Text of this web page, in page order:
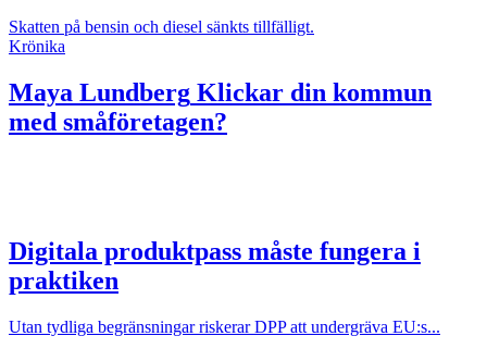
Skatten på bensin och diesel sänkts tillfälligt.
Krönika
Maya Lundberg Klickar din kommun
med småföretagen?
Digitala produktpass måste fungera i
praktiken
Utan tydliga begränsningar riskerar DPP att undergräva EU:s...